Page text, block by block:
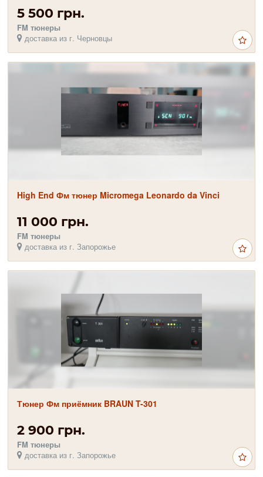
5 500 грн.
FM тюнеры
доставка из г. Черновцы
High End Фм тюнер Micromega Leonardo da Vinci
11 000 грн.
FM тюнеры
доставка из г. Запорожье
Тюнер Фм приёмник BRAUN T-301
2 900 грн.
FM тюнеры
доставка из г. Запорожье